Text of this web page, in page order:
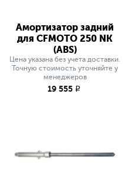
Амортизатор задний
для CFMOTO 250 NK
(ABS)
Цена указана без учета доставки.
Точную стоимость уточняйте у
менеджеров
19 555 q